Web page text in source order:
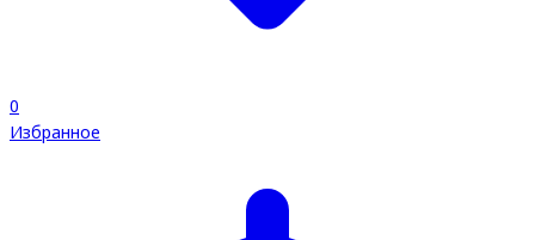
0
Избранное